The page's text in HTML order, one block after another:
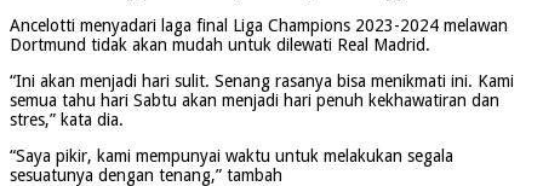
Ancelotti menyadari laga final Liga Champions 2023-2024 melawan
Dortmund tidak akan mudah untuk dilewati Real Madrid.
“Ini akan menjadi hari sulit. Senang rasanya bisa menikmati ini. Kami
semua tahu hari Sabtu akan menjadi hari penuh kekhawatiran dan
stres,” kata dia.
“Saya pikir, kami mempunyai waktu untuk melakukan segala
sesuatunya dengan tenang,” tambah